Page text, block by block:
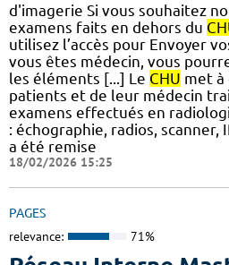
d'imagerie Si vous souhaitez
examens faits en dehors du
utilisez l’accès pour Envoyer
vous êtes médecin, vous
les éléments [...] Le CHU met à
patients et de leur médecin
examens effectués en
: échographie, radios, scanner,
a été remise
18/02/2026 15:25
PAGES
relevance: 71%